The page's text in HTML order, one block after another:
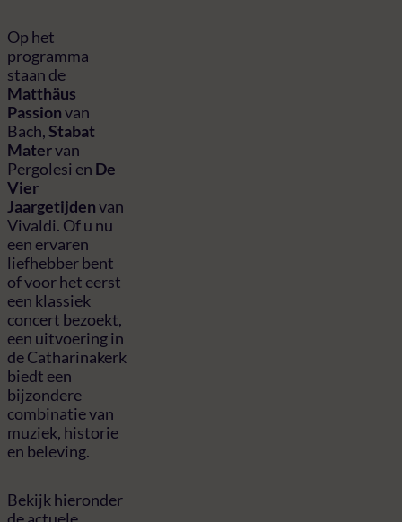
Op het
programma
staan de
Matthäus
Passionvan
Bach,Stabat
Matervan
Pergolesi en De
Vier
Jaargetijdenvan
Vivaldi. Of u nu
een ervaren
liefhebber bent
of voor het eerst
een klassiek
concert bezoekt,
een uitvoering in
de Catharinakerk
biedt een
bijzondere
combinatie van
muziek, historie
en beleving.
Bekijk hieronder